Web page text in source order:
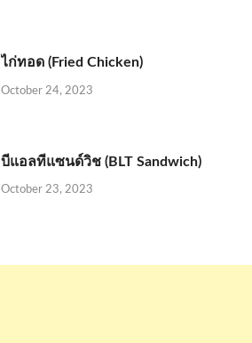
ไก่ทอด (Fried Chicken)
October 24, 2023
บีแอลทีแซนด์วิช (BLT Sandwich)
October 23, 2023